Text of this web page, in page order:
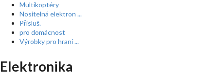
Multikoptéry
Nositelná elektron ...
Přísluš.
pro domácnost
Výrobky pro hraní ...
Elektronika